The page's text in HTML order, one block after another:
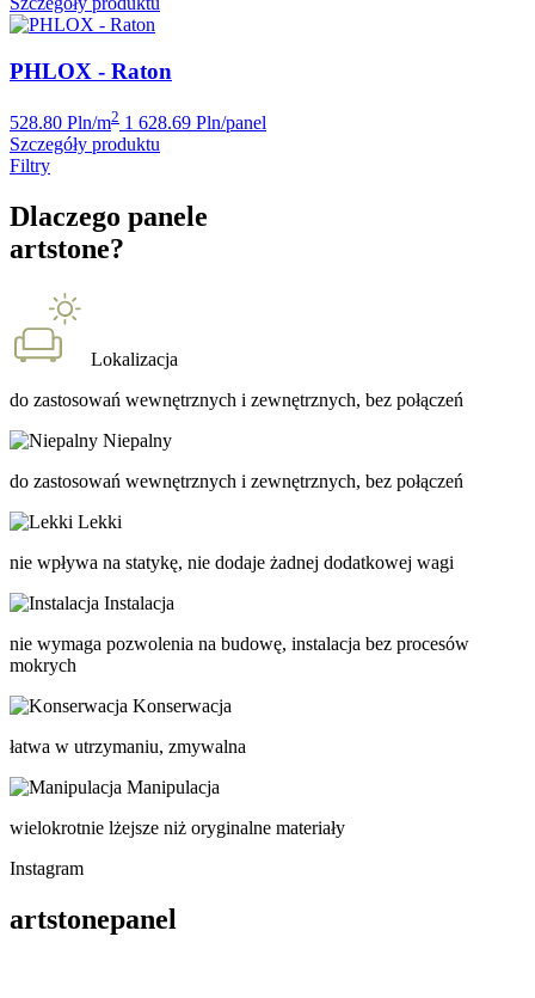
PHLOX - Raton
528.80 Pln/m2 1 628.69 Pln/panel
Szczegóły produktu
Filtry
Dlaczego panele
artstone?
Lokalizacja
do zastosowań wewnętrznych i zewnętrznych, bez połączeń
Niepalny
do zastosowań wewnętrznych i zewnętrznych, bez połączeń
Lekki
nie wpływa na statykę, nie dodaje żadnej dodatkowej wagi
Instalacja
nie wymaga pozwolenia na budowę, instalacja bez procesów
mokrych
Konserwacja
łatwa w utrzymaniu, zmywalna
Manipulacja
wielokrotnie lżejsze niż oryginalne materiały
Instagram
artstonepanel